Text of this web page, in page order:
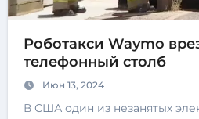
Роботакси Waymo
телефонный столб
Июн 13, 2024
В США один из незанятых электромобилей Jaguar I-